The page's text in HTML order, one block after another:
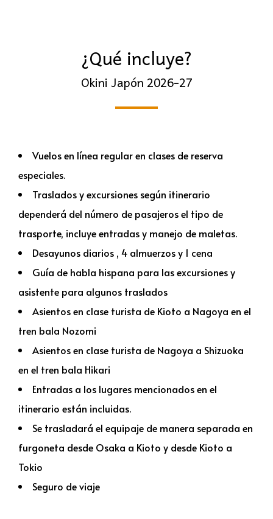
¿Qué incluye?
Okini Japón 2026-27
Vuelos en línea regular en clases de reserva
especiales.
Traslados y excursiones según itinerario
dependerá del número de pasajeros el tipo de
trasporte, incluye entradas y manejo de maletas.
Desayunos diarios , 4 almuerzos y 1 cena
Guía de habla hispana para las excursiones y
asistente para algunos traslados
Asientos en clase turista de Kioto a Nagoya en el
tren bala Nozomi
Asientos en clase turista de Nagoya a Shizuoka
en el tren bala Hikari
Entradas a los lugares mencionados en el
itinerario están incluidas.
Se trasladará el equipaje de manera separada en
furgoneta desde Osaka a Kioto y desde Kioto a
Tokio
Seguro de viaje